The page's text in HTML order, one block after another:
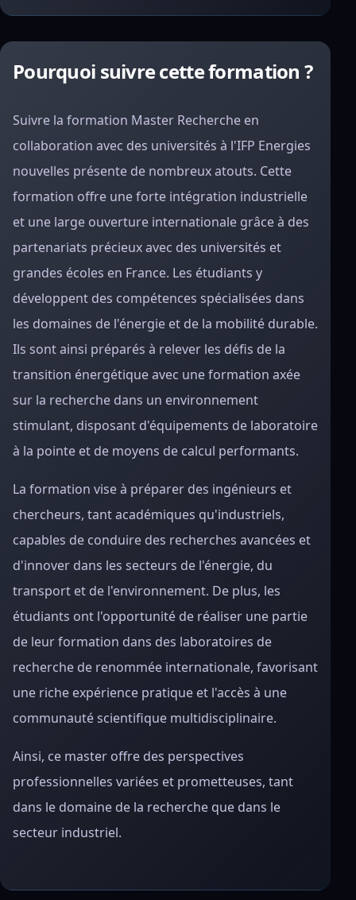
Pourquoi suivre cette formation ?
Suivre la formation Master Recherche en
collaboration avec des universités à l'IFP Energies
nouvelles présente de nombreux atouts. Cette
formation offre une forte intégration industrielle
et une large ouverture internationale grâce à des
partenariats précieux avec des universités et
grandes écoles en France. Les étudiants y
développent des compétences spécialisées dans
les domaines de l'énergie et de la mobilité durable.
Ils sont ainsi préparés à relever les défis de la
transition énergétique avec une formation axée
sur la recherche dans un environnement
stimulant, disposant d'équipements de laboratoire
à la pointe et de moyens de calcul performants.
La formation vise à préparer des ingénieurs et
chercheurs, tant académiques qu'industriels,
capables de conduire des recherches avancées et
d'innover dans les secteurs de l'énergie, du
transport et de l'environnement. De plus, les
étudiants ont l'opportunité de réaliser une partie
de leur formation dans des laboratoires de
recherche de renommée internationale, favorisant
une riche expérience pratique et l'accès à une
communauté scientifique multidisciplinaire.
Ainsi, ce master offre des perspectives
professionnelles variées et prometteuses, tant
dans le domaine de la recherche que dans le
secteur industriel.